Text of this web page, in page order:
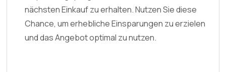
nächsten Einkauf zu erhalten. Nutzen Sie diese
Chance, um erhebliche Einsparungen zu erzielen
und das Angebot optimal zu nutzen.